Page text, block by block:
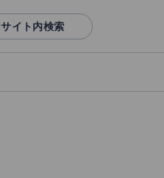
サイト内検索